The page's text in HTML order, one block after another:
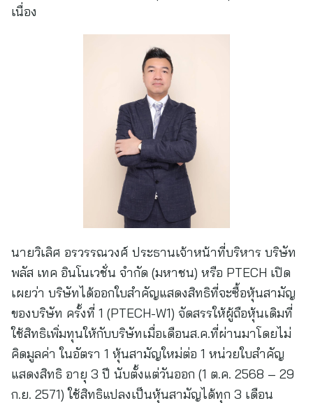
เนื่อง
นายวิเลิศ อรวรรณวงศ์ ประธานเจ้าหน้าที่บริหาร บริษัท
พลัส เทค อินโนเวชั่น จำกัด (มหาชน) หรือ PTECH เปิด
เผยว่า บริษัทได้ออกใบสำคัญแสดงสิทธิที่จะซื้อหุ้นสามัญ
ของบริษัท ครั้งที่ 1 (PTECH-W1) จัดสรรให้ผู้ถือหุ้นเดิมที่
ใช้สิทธิเพิ่มทุนให้กับบริษัทเมื่อเดือนส.ค.ที่ผ่านมาโดยไม่
คิดมูลค่า ในอัตรา 1 หุ้นสามัญใหม่ต่อ 1 หน่วยใบสำคัญ
แสดงสิทธิ อายุ 3 ปี นับตั้งแต่วันออก (1 ต.ค. 2568 – 29
ก.ย. 2571) ใช้สิทธิแปลงเป็นหุ้นสามัญได้ทุก 3 เดือน